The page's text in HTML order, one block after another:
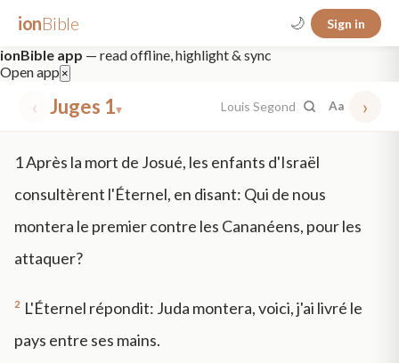
ionBible 🌙 Sign in
ionBible app — read offline, highlight & sync
Open app ×
‹ Juges 1▾ Louis Segond Aa ›
mt 5 nt faith "peace that passeth"
1Après la mort de Josué, les enfants d'Israël
consultèrent l'Éternel, en disant: Qui de nous
montera le premier contre les Cananéens, pour les
attaquer?
2 L'Éternel répondit: Juda montera, voici, j'ai livré le
pays entre ses mains.